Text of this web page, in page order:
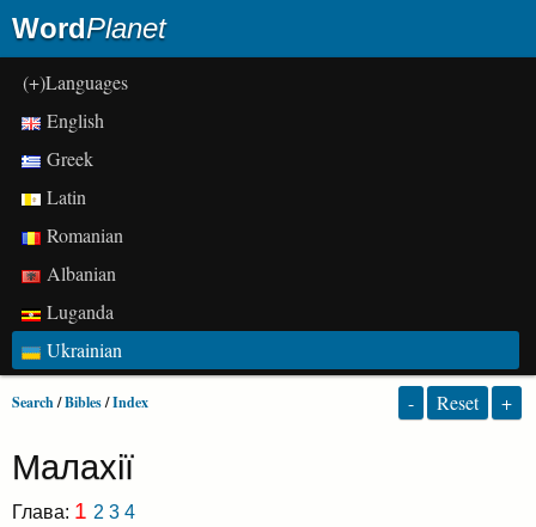
WordPlanet
(+)Languages
English
Greek
Latin
Romanian
Albanian
Luganda
Ukrainian
Search/Bibles/Index - Reset +
Малахії
Глава: 1 2 3 4